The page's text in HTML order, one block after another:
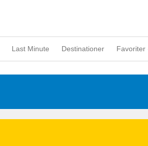
Last Minute Destinationer Favoriter